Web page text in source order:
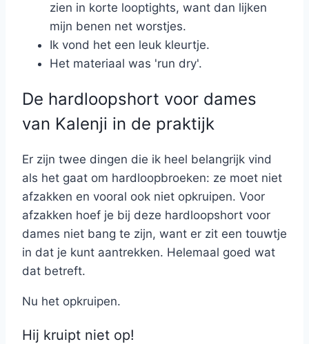
zien in korte looptights, want dan lijken
mijn benen net worstjes.
Ik vond het een leuk kleurtje.
Het materiaal was 'run dry'.
De hardloopshort voor dames
van Kalenji in de praktijk
Er zijn twee dingen die ik heel belangrijk vind
als het gaat om hardloopbroeken: ze moet niet
afzakken en vooral ook niet opkruipen. Voor
afzakken hoef je bij deze hardloopshort voor
dames niet bang te zijn, want er zit een touwtje
in dat je kunt aantrekken. Helemaal goed wat
dat betreft.
Nu het opkruipen.
Hij kruipt niet op!